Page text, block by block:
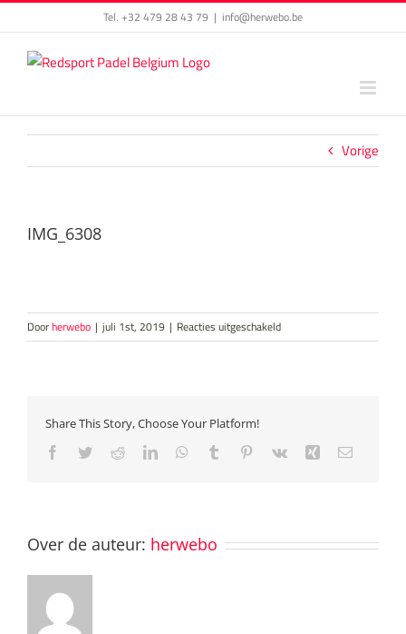
to
content
Tel. +32 479 28 43 79 | info@herwebo.be
Vorige
IMG_6308
Doorherwebo | juli 1st, 2019 | Reacties uitgeschakeldvoor
IMG_6308
Share This Story, Choose Your Platform!
Facebook
TwitterRedditLinkedInWhatsApp
Tumblr Pinterest
Vk Xing E-
Over de auteur: herwebo